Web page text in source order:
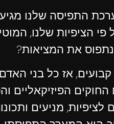
התפיסה שלנו
הציפיות שלנו,
נתפוס את המציאות?
אז כל בני
החוקים
מניעים